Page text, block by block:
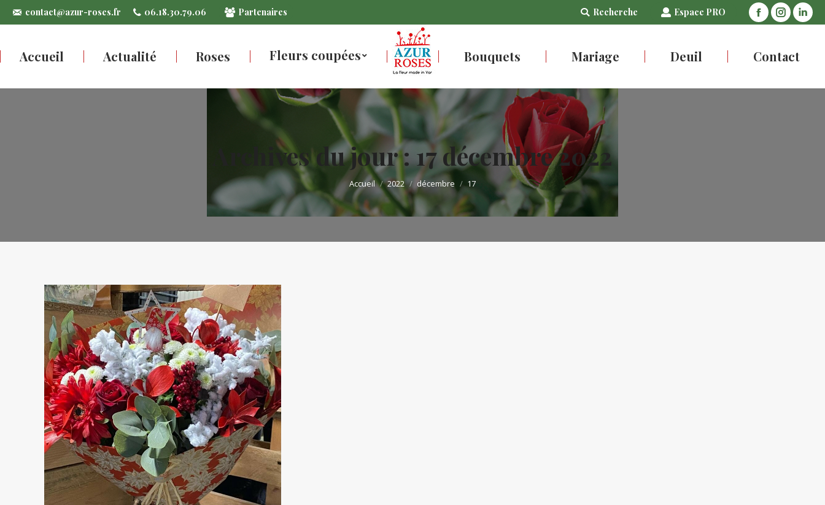
contact@azur-roses.fr 06.18.30.79.06 Partenaires Search:
Recherche Espace PRO
Facebook
Accueil Actualité Roses Fleurs coupées Bouquets Mariage Deuil Contact
Archives du jour :17 décembre 2022
Vous êtes ici :
Accueil 2022 décembre 17